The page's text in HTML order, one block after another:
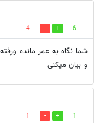
6
4
شما نگاه به عمر مانده
و بیان میکنی
1
1